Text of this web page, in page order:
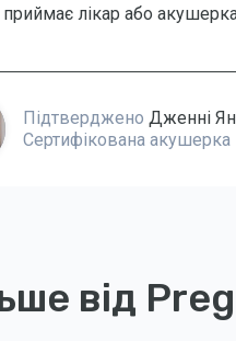
лікар або акушерка,
Підтверджено Дженні
Сертифікована акушерка
від